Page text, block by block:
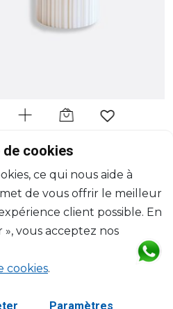
tube
D: 12cm
$602
de cookies
ce qui nous aide à
de vous offrir le meilleur
client possible. En
vous acceptez nos
cookies.
Paramètres